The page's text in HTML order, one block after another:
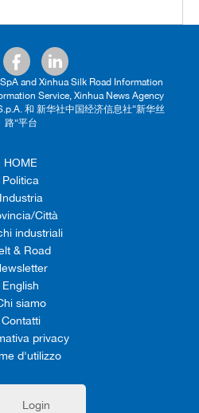
and Xinhua Silk Road Information
Service, Xinhua News Agency
和 新华社中国经济信息社“新华丝
路”平台
HOME
Politica
Industria
Città
industriali
& Road
English
siamo
Contatti
privacy
d'utilizzo
Login